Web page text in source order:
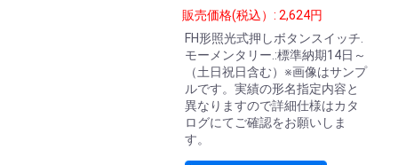
販売価格(税込）: 2,624円
FH形照光式押しボタンスイッチ.
モーメンタリー.:標準納期14日～
（土日祝日含む）※画像はサンプ
ルです。実績の形名指定内容と
異なりますので詳細仕様はカタ
ログにてご確認をお願いしま
す。